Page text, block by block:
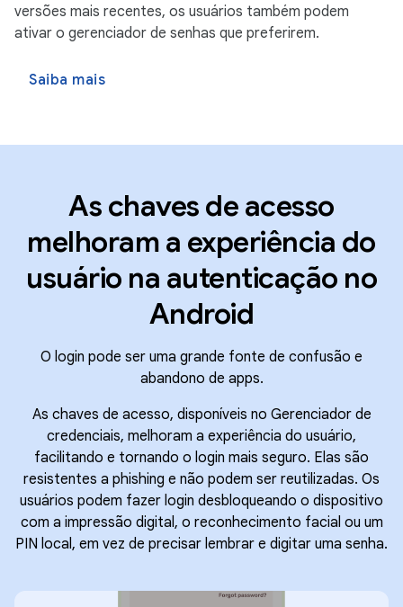
versões mais recentes, os usuários também podem
ativar o gerenciador de senhas que preferirem.
Saiba mais
As chaves de acesso
melhoram a experiência do
usuário na autenticação no
Android
O login pode ser uma grande fonte de confusão e
abandono de apps.
As chaves de acesso, disponíveis no Gerenciador de
credenciais, melhoram a experiência do usuário,
facilitando e tornando o login mais seguro. Elas são
resistentes a phishing e não podem ser reutilizadas. Os
usuários podem fazer login desbloqueando o dispositivo
com a impressão digital, o reconhecimento facial ou um
PIN local, em vez de precisar lembrar e digitar uma senha.